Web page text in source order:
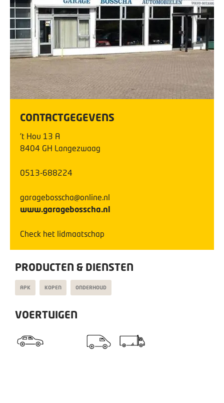
CONTACTGEGEVENS
't Hou 13 A
8404 GH Langezwaag
0513-688224
garagebosscha@online.nl
www.garagebosscha.nl
Check het lidmaatschap
PRODUCTEN & DIENSTEN
APK KOPEN ONDERHOUD
VOERTUIGEN